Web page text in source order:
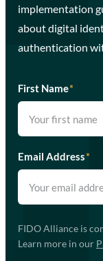
implementation
about digital
authentication
First Name*
Email Address*
FIDO Alliance is
Learn more in our